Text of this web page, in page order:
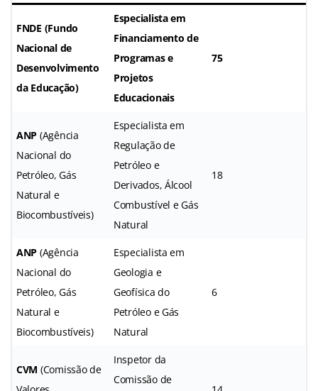
FNDE (Fundo
Nacional de
Desenvolvimento
da Educação)
Especialista em
Financiamento de
Programas e
Projetos
Educacionais
75
ANP (Agência
Nacional do
Petróleo, Gás
Natural e
Biocombustíveis)
Especialista em
Regulação de
Petróleo e
Derivados, Álcool
Combustível e Gás
Natural
18
ANP (Agência
Nacional do
Petróleo, Gás
Natural e
Biocombustíveis)
Especialista em
Geologia e
Geofísica do
Petróleo e Gás
Natural
6
CVM (Comissão de
Inspetor da
Comissão de